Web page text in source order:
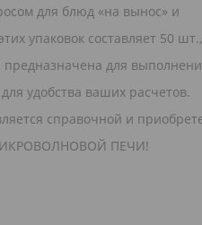
для блюд «на вынос» и
упаковок составляет 50
предназначена для
удобства ваших расчетов.
справочной и
ПЕЧИ!